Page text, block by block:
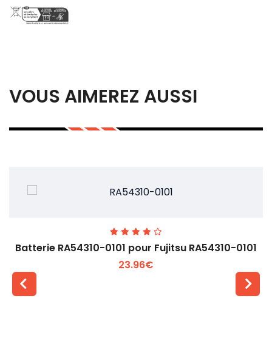
VOUS AIMEREZ AUSSI
Batterie RA54310-0101 pour Fujitsu RA54310-0101
23.96€